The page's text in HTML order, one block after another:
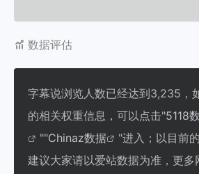
数据评估
字幕说浏览人数已经达到3,235，
的相关权重信息，可以点击"5118
""Chinaz数据
"进入；以目前
建议大家请以爱站数据为准，更